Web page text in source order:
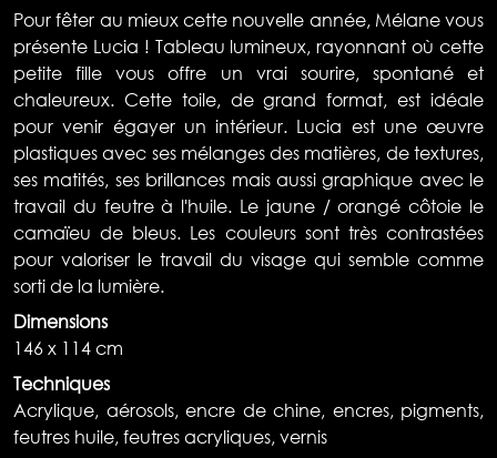
Pour fêter au mieux cette nouvelle année, Mélane vous
présente Lucia ! Tableau lumineux, rayonnant où cette
petite fille vous offre un vrai sourire, spontané et
chaleureux. Cette toile, de grand format, est idéale
pour venir égayer un intérieur. Lucia est une œuvre
plastiques avec ses mélanges des matières, de textures,
ses matités, ses brillances mais aussi graphique avec le
travail du feutre à l'huile. Le jaune / orangé côtoie le
camaïeu de bleus. Les couleurs sont très contrastées
pour valoriser le travail du visage qui semble comme
sorti de la lumière.
Dimensions
146 x 114 cm
Techniques
Acrylique, aérosols, encre de chine, encres, pigments,
feutres huile, feutres acryliques, vernis